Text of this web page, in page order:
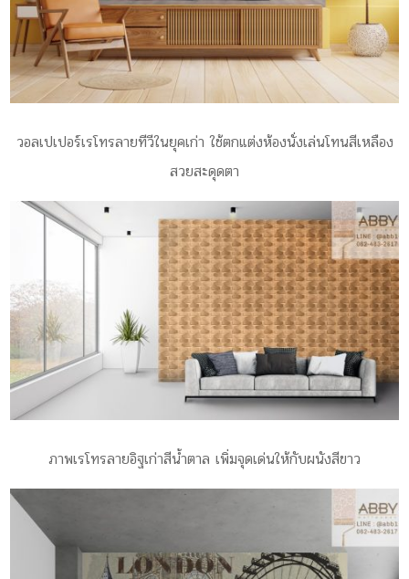
วอลเปเปอร์เรโทรลายทีวีในยุคเก่า ใช้ตกแต่งห้องนั่งเล่นโทนสีเหลือง
สวยสะดุดตา
ภาพเรโทรลายอิฐเก่าสีน้ำตาล เพิ่มจุดเด่นให้กับผนังสีขาว